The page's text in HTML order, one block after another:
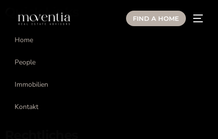
springen
FIND A HOME
Quick Links
Home
People
Immobilien
Kontakt